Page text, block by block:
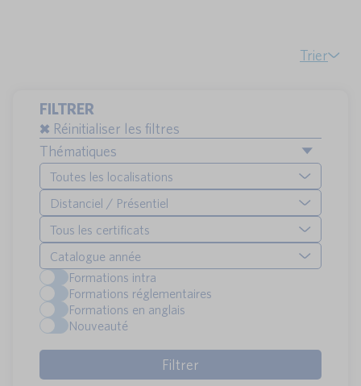
Trier
FILTRER
Réinitialiser les filtres
Thématiques
Toutes les localisations
Distanciel / Présentiel
Tous les certificats
Catalogue année
Formations intra
Formations réglementaires
Formations en anglais
Nouveauté